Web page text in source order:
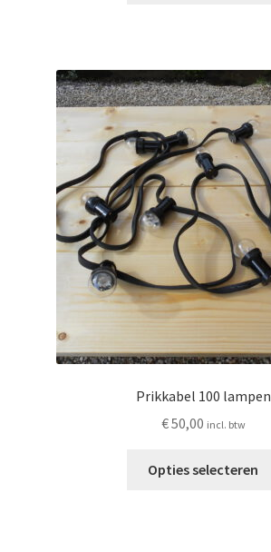
Prikkabel 100 lampen
€50,00 incl. btw
Opties selecteren